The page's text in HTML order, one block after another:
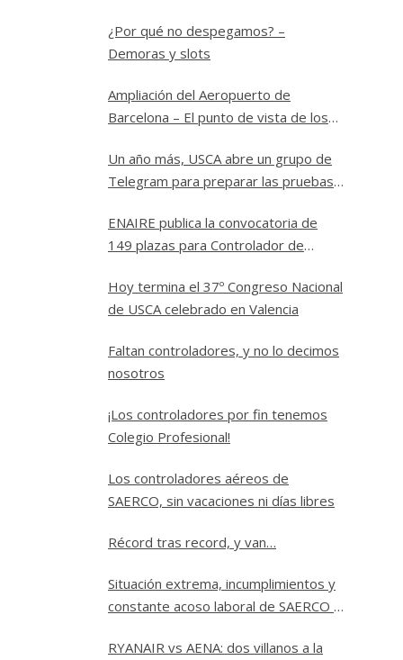
¿Por qué no despegamos? –
Demoras y slots
Ampliación del Aeropuerto de
Barcelona – El punto de vista de los
Un año más, USCA abre un grupo de
Telegram para preparar las pruebas
ENAIRE publica la convocatoria de
149 plazas para Controlador de
Hoy termina el 37º Congreso Nacional
de USCA celebrado en Valencia
Faltan controladores, y no lo decimos
nosotros
¡Los controladores por fin tenemos
Colegio Profesional!
Los controladores aéreos de
SAERCO, sin vacaciones ni días libres
Récord tras record, y van…
Situación extrema, incumplimientos y
constante acoso laboral de SAERCO a
RYANAIR vs AENA: dos villanos a la